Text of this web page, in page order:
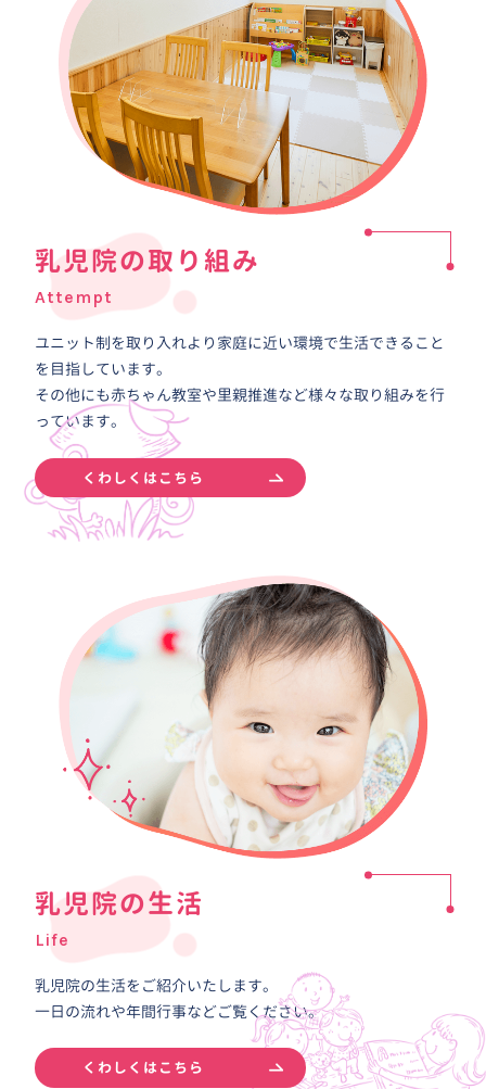
乳児院の取り組み
Attempt
ユニット制を取り入れより家庭に近い環境で生活できること
を目指しています。
その他にも赤ちゃん教室や里親推進など様々な取り組みを行
っています。
くわしくはこちら
乳児院の生活
Life
乳児院の生活をご紹介いたします。
一日の流れや年間行事などご覧ください。
くわしくはこちら